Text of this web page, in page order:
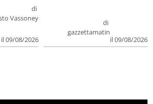
di
Vassoney
il 09/08/2026
di
gazzettamatin
il 09/08/2026